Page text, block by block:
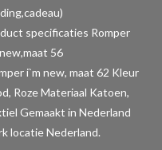
specificaties Romper
new,maat 56
i`m new, maat 62 Kleur
Roze Materiaal Katoen,
Gemaakt in Nederland
locatie Nederland.